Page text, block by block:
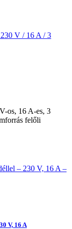
os, 16 A-es, 3
felőli
V, 16 A